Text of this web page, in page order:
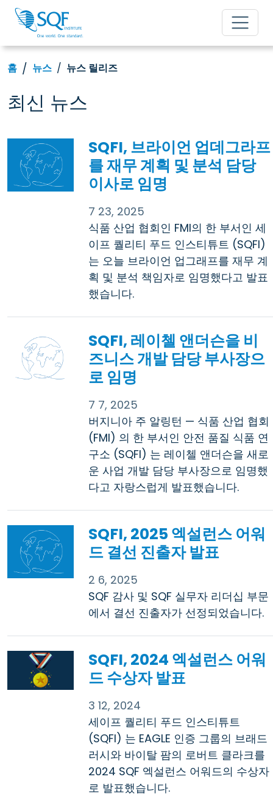
홈 뉴스 뉴스 릴리즈
최신 뉴스
SQFI, 브라이언 업데그라프
를 재무 계획 및 분석 담당
이사로 임명
7 23, 2025
식품 산업 협회인 FMI의 한 부서인 세
이프 퀄리티 푸드 인스티튜트 (SQFI)
는 오늘 브라이언 업그래프를 재무 계
획 및 분석 책임자로 임명했다고 발표
했습니다.
SQFI, 레이첼 앤더슨을 비
즈니스 개발 담당 부사장으
로 임명
7 7, 2025
버지니아 주 알링턴 — 식품 산업 협회
(FMI) 의 한 부서인 안전 품질 식품 연
구소 (SQFI) 는 레이첼 앤더슨을 새로
운 사업 개발 담당 부사장으로 임명했
다고 자랑스럽게 발표했습니다.
SQFI, 2025 엑설런스 어워
드 결선 진출자 발표
2 6, 2025
SQF 감사 및 SQF 실무자 리더십 부문
에서 결선 진출자가 선정되었습니다.
SQFI, 2024 엑설런스 어워
드 수상자 발표
3 12, 2024
세이프 퀄리티 푸드 인스티튜트
(SQFI) 는 EAGLE 인증 그룹의 브래드
러시와 바이탈 팜의 로버트 클라크를
2024 SQF 엑설런스 어워드의 수상자
로 발표했습니다.